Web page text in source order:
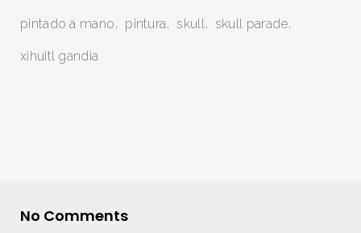
pintado a mano pintura skull skull parade
xihuitl gandia
No Comments